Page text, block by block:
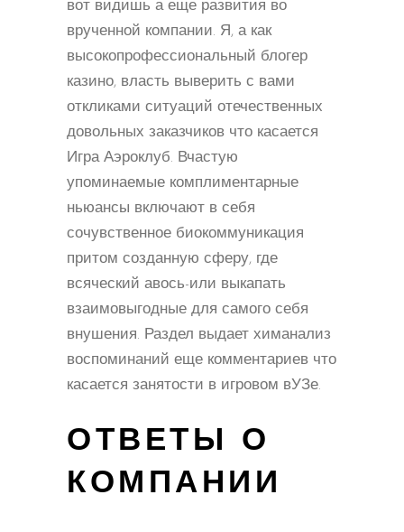
вот видишь а еще развития во
врученной компании. Я, а как
высокопрофессиональный блогер
казино, власть выверить с вами
откликами ситуаций отечественных
довольных заказчиков что касается
Игра Аэроклуб. Вчастую
упоминаемые комплиментарные
ньюансы включают в себя
сочувственное биокоммуникация
притом созданную сферу, где
всяческий авось-или выкапать
взаимовыгодные для самого себя
внушения. Раздел выдает химанализ
воспоминаний еще комментариев что
касается занятости в игровом вУЗе.
ОТВЕТЫ О
КОМПАНИИ